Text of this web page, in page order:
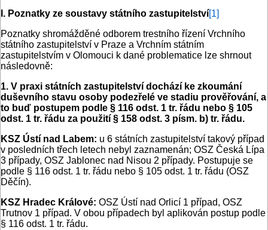
I. Poznatky ze soustavy státního zastupitelství[1]
Poznatky shromážděné odborem trestního řízení Vrchního
státního zastupitelství v Praze a Vrchním státním
zastupitelstvím v Olomouci k dané problematice lze shrnout
následovně:
1. V praxi státních zastupitelství dochází ke zkoumání
duševního stavu osoby podezřelé ve stadiu prověřování, a
to buď postupem podle § 116 odst. 1 tr. řádu nebo § 105
odst. 1 tr. řádu za použití § 158 odst. 3 písm. b) tr. řádu.
KSZ Ústí nad Labem: u 6 státních zastupitelství takový případ
v posledních třech letech nebyl zaznamenán; OSZ Česká Lípa
3 případy, OSZ Jablonec nad Nisou 2 případy. Postupuje se
podle § 116 odst. 1 tr. řádu nebo § 105 odst. 1 tr. řádu (OSZ
Děčín).
KSZ Hradec Králové: OSZ Ústí nad Orlicí 1 případ, OSZ
Trutnov 1 případ. V obou případech byl aplikován postup podle
§ 116 odst. 1 tr. řádu.